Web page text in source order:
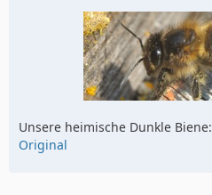
Unsere heimische Dunkle Biene:
Original